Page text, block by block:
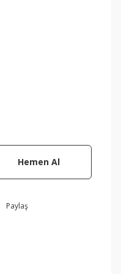
Hemen Al
Paylaş